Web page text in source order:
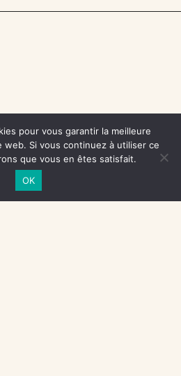
pour vous garantir la meilleure
Si vous continuez à utiliser ce
que vous en êtes satisfait.
OK